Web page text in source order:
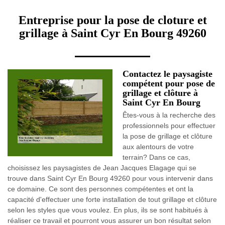
Entreprise pour la pose de cloture et
grillage à Saint Cyr En Bourg 49260
Contactez le paysagiste
compétent pour pose de
grillage et clôture à
Saint Cyr En Bourg
Êtes-vous à la recherche des
professionnels pour effectuer
la pose de grillage et clôture
aux alentours de votre
terrain? Dans ce cas,
choisissez les paysagistes de Jean Jacques Elagage qui se
trouve dans Saint Cyr En Bourg 49260 pour vous intervenir dans
ce domaine. Ce sont des personnes compétentes et ont la
capacité d'effectuer une forte installation de tout grillage et clôture
selon les styles que vous voulez. En plus, ils se sont habitués à
réaliser ce travail et pourront vous assurer un bon résultat selon